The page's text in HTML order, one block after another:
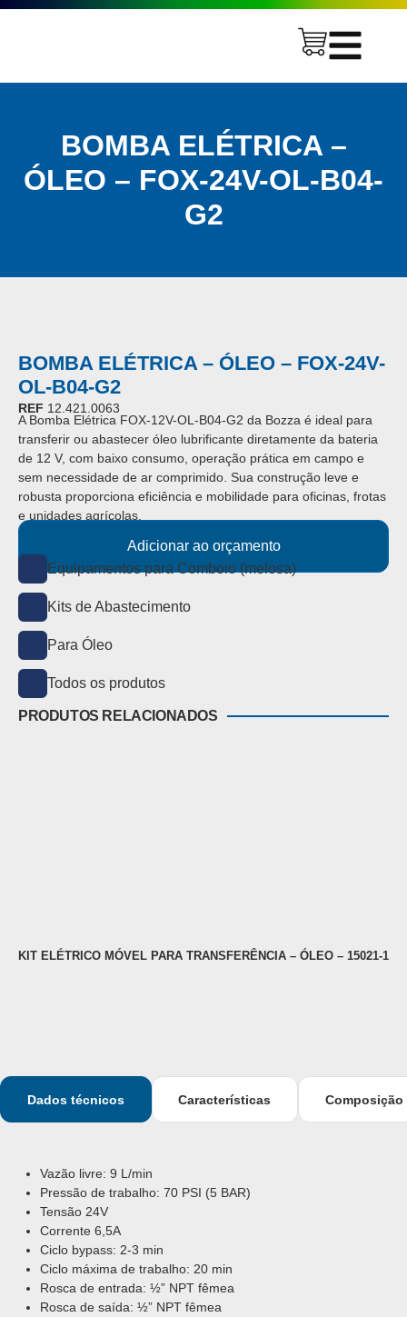
BOMBA ELÉTRICA –
ÓLEO – FOX-24V-OL-B04-
G2
BOMBA ELÉTRICA – ÓLEO – FOX-24V-
OL-B04-G2
REF 12.421.0063
A Bomba Elétrica FOX-12V-OL-B04-G2 da Bozza é ideal para
transferir ou abastecer óleo lubrificante diretamente da bateria
de 12 V, com baixo consumo, operação prática em campo e
sem necessidade de ar comprimido. Sua construção leve e
robusta proporciona eficiência e mobilidade para oficinas, frotas
e unidades agrícolas.
Adicionar ao orçamento
Equipamentos para Comboio (melosa)
Kits de Abastecimento
Para Óleo
Todos os produtos
PRODUTOS RELACIONADOS
KIT ELÉTRICO MÓVEL PARA TRANSFERÊNCIA – ÓLEO – 15021-1
Dados técnicos Características Composição
Vazão livre: 9 L/min
Pressão de trabalho: 70 PSI (5 BAR)
Tensão 24V
Corrente 6,5A
Ciclo bypass: 2-3 min
Ciclo máxima de trabalho: 20 min
Rosca de entrada: ½” NPT fêmea
Rosca de saída: ½” NPT fêmea